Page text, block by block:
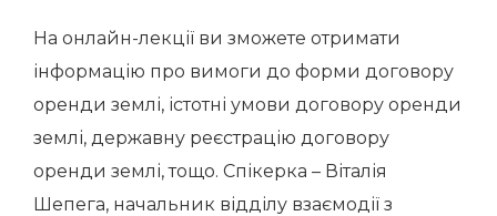
На онлайн-лекції ви зможете отримати
інформацію про вимоги до форми договору
оренди землі, істотні умови договору оренди
землі, державну реєстрацію договору
оренди землі, тощо. Спікерка – Віталія
Шепега, начальник відділу взаємодії з